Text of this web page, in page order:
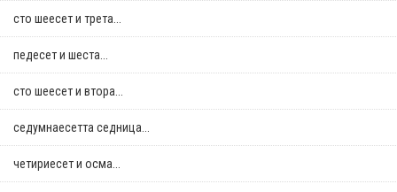
сто шеесет и трета...
педесет и шеста...
сто шеесет и втора...
седумнаесетта седница...
четириесет и осма...